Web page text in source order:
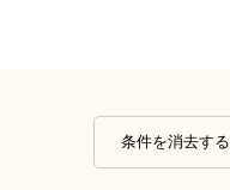
条件を消去する